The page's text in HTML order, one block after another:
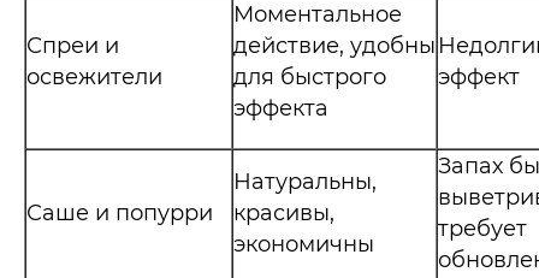
Спреи и
освежители
Моментальное
действие, удобны
для быстрого
эффекта
эффект
Саше и попурри
Натуральны,
красивы,
экономичны
Запах
требует